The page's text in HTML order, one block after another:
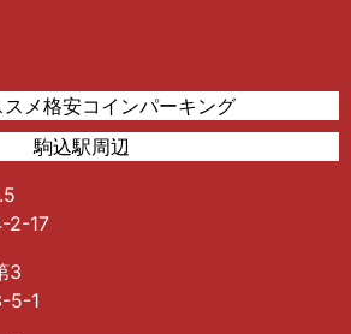
メ格安コインパーキング
駒込駅周辺
2-17
3
5-1